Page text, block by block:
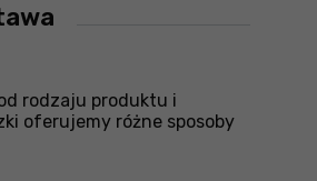
rodzaju produktu i
oferujemy różne sposoby